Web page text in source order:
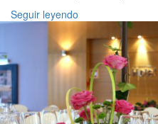
Seguir leyendo